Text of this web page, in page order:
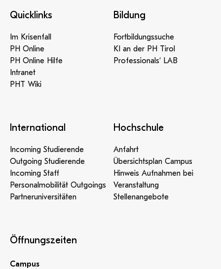
Quicklinks
Im Krisenfall
PH Online
PH Online Hilfe
Intranet
PHT Wiki
Bildung
Fortbildungssuche
KI an der PH Tirol
Professionals‘ LAB
International
Incoming Studierende
Outgoing Studierende
Incoming Staff
Personalmobilität Outgoings
Partneruniversitäten
Hochschule
Anfahrt
Übersichtsplan Campus
Hinweis Aufnahmen bei
Veranstaltung
Stellenangebote
Öffnungszeiten
Campus